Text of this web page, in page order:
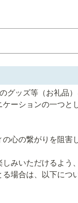
グッズ等（お礼品
ーションの一つとし
心の繋がりを阻害
みいただけるよう
場合は、以下につ